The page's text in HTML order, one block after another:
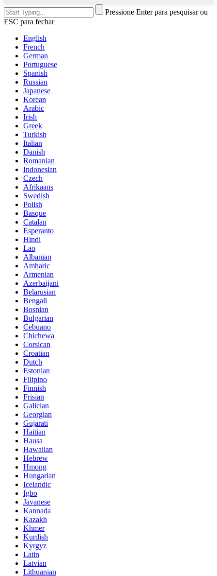
Pressione Enter para pesquisar ou
ESC para fechar
English
French
German
Portuguese
Spanish
Russian
Japanese
Korean
Arabic
Irish
Greek
Turkish
Italian
Danish
Romanian
Indonesian
Czech
Afrikaans
Swedish
Polish
Basque
Catalan
Esperanto
Hindi
Lao
Albanian
Amharic
Armenian
Azerbaijani
Belarusian
Bengali
Bosnian
Bulgarian
Cebuano
Chichewa
Corsican
Croatian
Dutch
Estonian
Filipino
Finnish
Frisian
Galician
Georgian
Gujarati
Haitian
Hausa
Hawaiian
Hebrew
Hmong
Hungarian
Icelandic
Igbo
Javanese
Kannada
Kazakh
Khmer
Kurdish
Kyrgyz
Latin
Latvian
Lithuanian